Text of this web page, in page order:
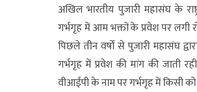
अखिल भारतीय पुजारी महासंघ के
गर्भगृह में आम भक्तों के प्रवेश पर लगी
पिछले तीन वर्षों से पुजारी महासंघ
गर्भगृह में प्रवेश की मांग की जाती
वीआईपी के नाम पर गर्भगृह में किसी को